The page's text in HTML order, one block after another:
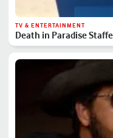
TV & ENTERTAINMENT
Death in Paradise